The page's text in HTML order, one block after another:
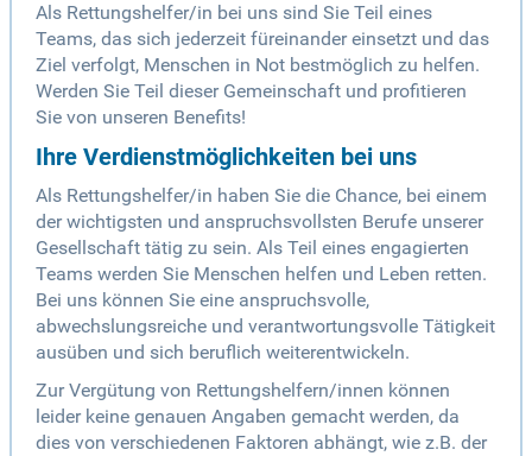
Als Rettungshelfer/in bei uns sind Sie Teil eines
Teams, das sich jederzeit füreinander einsetzt und das
Ziel verfolgt, Menschen in Not bestmöglich zu helfen.
Werden Sie Teil dieser Gemeinschaft und profitieren
Sie von unseren Benefits!
Ihre Verdienstmöglichkeiten bei uns
Als Rettungshelfer/in haben Sie die Chance, bei einem
der wichtigsten und anspruchsvollsten Berufe unserer
Gesellschaft tätig zu sein. Als Teil eines engagierten
Teams werden Sie Menschen helfen und Leben retten.
Bei uns können Sie eine anspruchsvolle,
abwechslungsreiche und verantwortungsvolle Tätigkeit
ausüben und sich beruflich weiterentwickeln.
Zur Vergütung von Rettungshelfern/innen können
leider keine genauen Angaben gemacht werden, da
dies von verschiedenen Faktoren abhängt, wie z.B. der